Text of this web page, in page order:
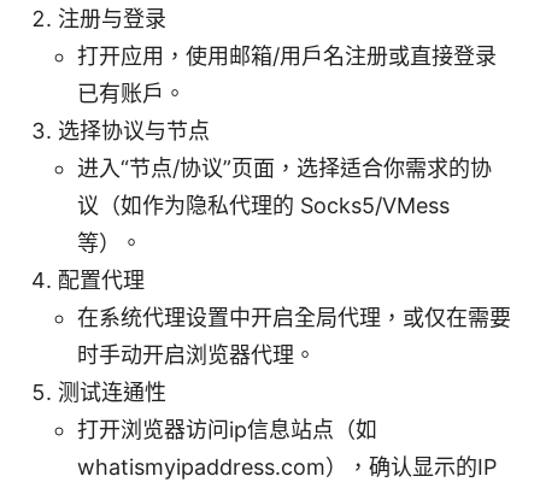
注册与登录
打开应用，使用邮箱/用户名注册或直接登录
已有账户。
选择协议与节点
进入“节点/协议”页面，选择适合你需求的协
议（如作为隐私代理的 Socks5/VMess
等）。
配置代理
在系统代理设置中开启全局代理，或仅在需要
时手动开启浏览器代理。
测试连通性
打开浏览器访问ip信息站点（如
whatismyipaddress.com），确认显示的IP